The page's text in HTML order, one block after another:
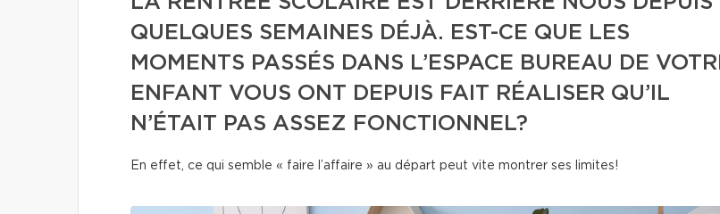
QUELQUES SEMAINES DÉJÀ. EST-CE QUE LES
MOMENTS PASSÉS DANS L’ESPACE BUREAU DE
ENFANT VOUS ONT DEPUIS FAIT RÉALISER QU’IL
N’ÉTAIT PAS ASSEZ FONCTIONNEL?
En effet, ce qui semble « faire l’affaire » au départ peut vite montrer ses limites!